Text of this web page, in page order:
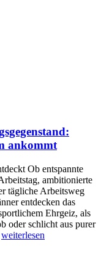
ankommt
Ob entspannte
ambitionierte
tägliche Arbeitsweg
entdecken das
Ehrgeiz, als
oder schlicht aus purer
weiterlesen